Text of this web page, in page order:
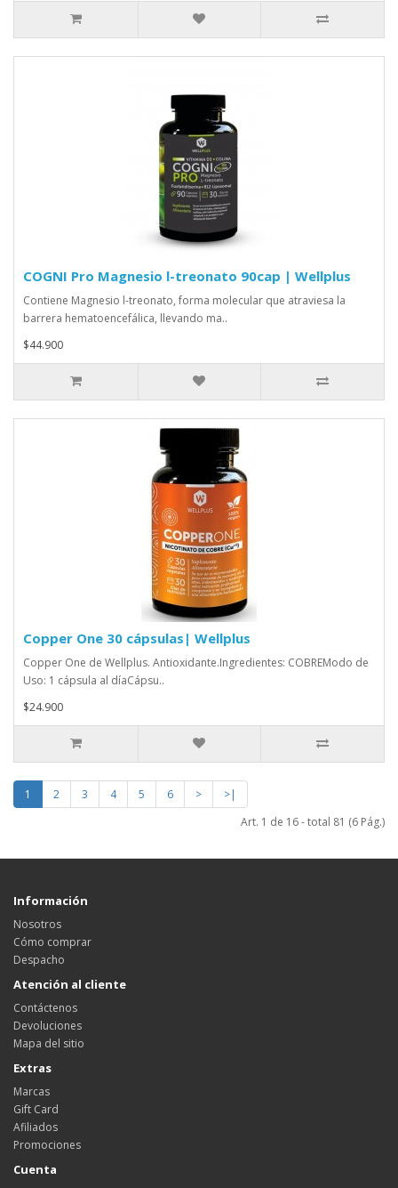
COGNI Pro Magnesio l-treonato 90cap | Wellplus
Contiene Magnesio l-treonato, forma molecular que atraviesa la
barrera hematoencefálica, llevando ma..
$44.900
Copper One 30 cápsulas| Wellplus
Copper One de Wellplus. Antioxidante.Ingredientes: COBREModo de
Uso: 1 cápsula al díaCápsu..
$24.900
1 2 3 4 5 6 >
>|
Art. 1 de 16 - total 81 (6 Pág.)
Información
Nosotros
Cómo comprar
Despacho
Atención al cliente
Contáctenos
Devoluciones
Mapa del sitio
Extras
Marcas
Gift Card
Afiliados
Promociones
Cuenta